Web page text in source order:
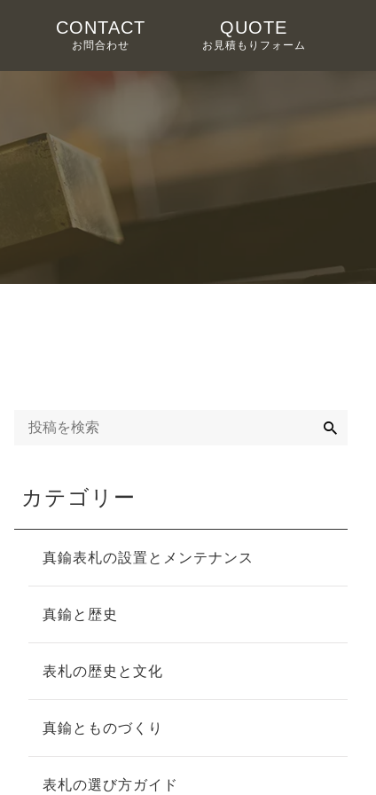
CONTACT
お問合わせ
QUOTE
お見積もりフォーム
カテゴリー
真鍮表札の設置とメンテナンス
真鍮と歴史
表札の歴史と文化
真鍮とものづくり
表札の選び方ガイド